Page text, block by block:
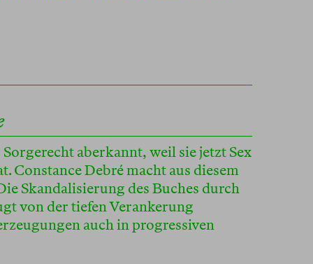
aberkannt, weil sie jetzt Sex
Constance Debré macht aus diesem
Skandalisierung des Buches durch
von der tiefen Verankerung
auch in progressiven